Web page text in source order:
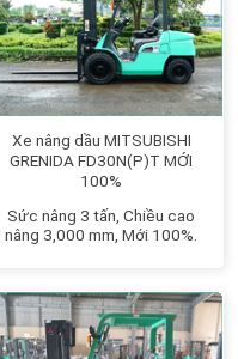
Xe nâng dầu MITSUBISHI
GRENIDA FD30N(P)T MỚI
100%
Sức nâng 3 tấn, Chiều cao
nâng 3,000 mm, Mới 100%.